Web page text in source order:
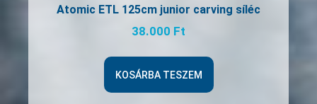
Atomic ETL 125cm junior carving síléc
38.000 Ft
KOSÁRBA TESZEM